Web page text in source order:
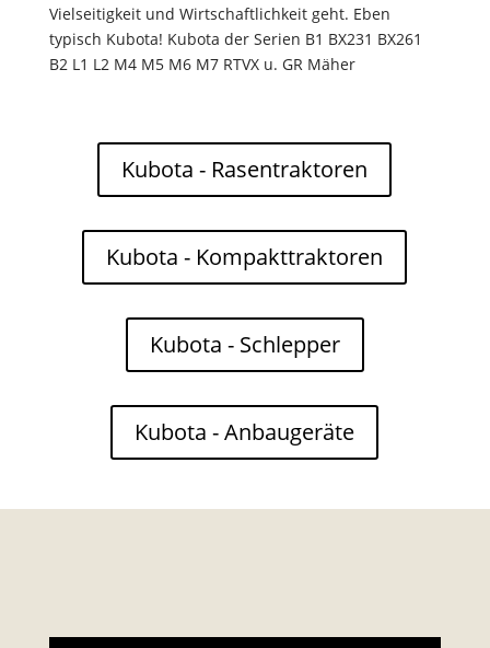
Vielseitigkeit und Wirtschaftlichkeit geht. Eben
typisch Kubota! Kubota der Serien B1 BX231 BX261
B2 L1 L2 M4 M5 M6 M7 RTVX u. GR Mäher
Kubota - Rasentraktoren
Kubota - Kompakttraktoren
Kubota - Schlepper
Kubota - Anbaugeräte